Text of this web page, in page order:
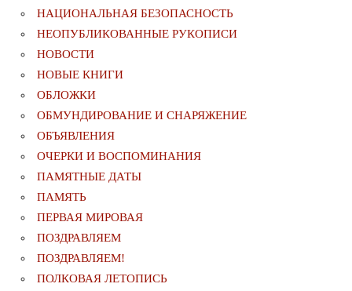
НАЦИОНАЛЬНАЯ БЕЗОПАСНОСТЬ
НЕОПУБЛИКОВАННЫЕ РУКОПИСИ
НОВОСТИ
НОВЫЕ КНИГИ
ОБЛОЖКИ
ОБМУНДИРОВАНИЕ И СНАРЯЖЕНИЕ
ОБЪЯВЛЕНИЯ
ОЧЕРКИ И ВОСПОМИНАНИЯ
ПАМЯТНЫЕ ДАТЫ
ПАМЯТЬ
ПЕРВАЯ МИРОВАЯ
ПОЗДРАВЛЯЕМ
ПОЗДРАВЛЯЕМ!
ПОЛКОВАЯ ЛЕТОПИСЬ